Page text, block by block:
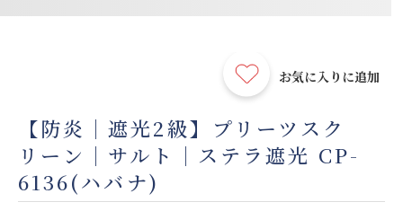
製品をさがす
店舗をさがす
お気に入りに追加
【防炎｜遮光2級】プリーツスク
リーン｜サルト｜ステラ遮光 CP-
6136(ハバナ)